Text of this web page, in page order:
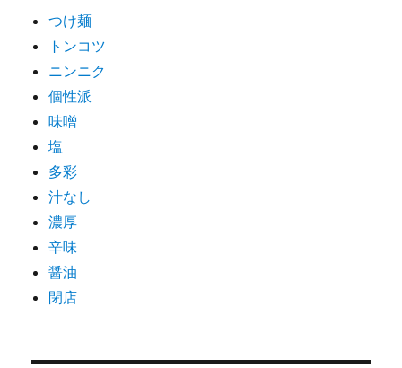
つけ麺
トンコツ
ニンニク
個性派
味噌
塩
多彩
汁なし
濃厚
辛味
醤油
閉店